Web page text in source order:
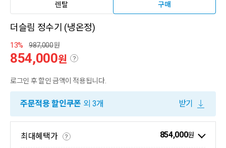
렌탈 구매
더슬림 정수기 (냉온정)
13% 987,000원
854,000원 ?
로그인 후 할인 금액이 적용됩니다.
주문적용 할인쿠폰 외 3개 받기
최대혜택가 ? 854,000원